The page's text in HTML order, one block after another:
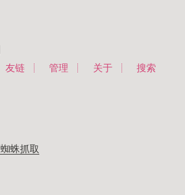
友链 管理 关于 搜索
蛛抓取